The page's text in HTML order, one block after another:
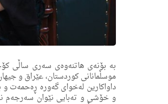
موسڵمانانی كوردستان، عێراق و
داواكارین لەخوای گەورە ڕەحمەت و
و خۆشی و تەبایی نێوان سەرجەم